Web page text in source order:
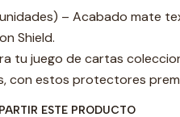
– Acabado mate
Shield.
tu juego de cartas
con estos protectores
ESTE PRODUCTO